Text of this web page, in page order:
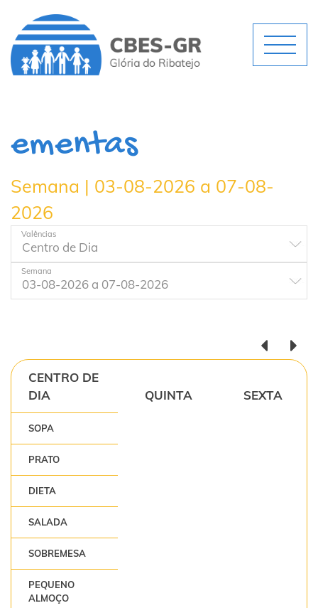
ementas
Semana | 03-08-2026 a 07-08-
2026
Valências
Semana
CENTRO DE
DIA
QUINTA SEXTA
SOPA
PRATO
DIETA
SALADA
SOBREMESA
PEQUENO
ALMOÇO